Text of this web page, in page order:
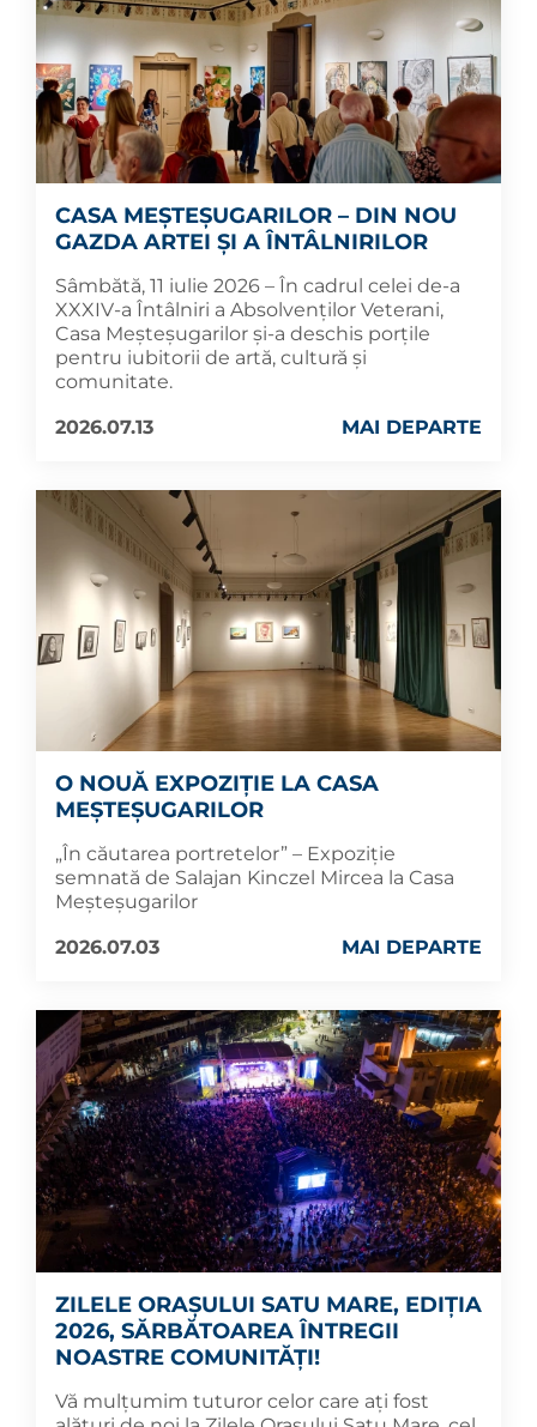
CASA MEȘTEȘUGARILOR – DIN NOU
GAZDA ARTEI ȘI A ÎNTÂLNIRILOR
Sâmbătă, 11 iulie 2026 – În cadrul celei de-a
XXXIV-a Întâlniri a Absolvenților Veterani,
Casa Meșteșugarilor și-a deschis porțile
pentru iubitorii de artă, cultură și
comunitate.
2026.07.13
MAI DEPARTE
O NOUĂ EXPOZIȚIE LA CASA
MEȘTEȘUGARILOR
„În căutarea portretelor” – Expoziție
semnată de Salajan Kinczel Mircea la Casa
Meșteșugarilor
2026.07.03
MAI DEPARTE
ZILELE ORAȘULUI SATU MARE, EDIȚIA
2026, SĂRBĂTOAREA ÎNTREGII
NOASTRE COMUNITĂȚI!
Vă mulțumim tuturor celor care ați fost